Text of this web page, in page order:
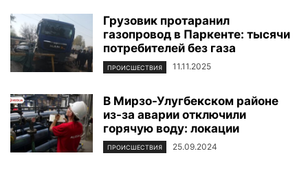
Грузовик протаранил
газопровод в Паркенте: тысячи
потребителей без газа
ПРОИСШЕСТВИЯ 11.11.2025
В Мирзо-Улугбекском районе
из-за аварии отключили
горячую воду: локации
ПРОИСШЕСТВИЯ 25.09.2024